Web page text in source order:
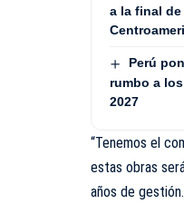
a la final
Perú
rumbo a
2027
“Tenemos el
estas obras
años de